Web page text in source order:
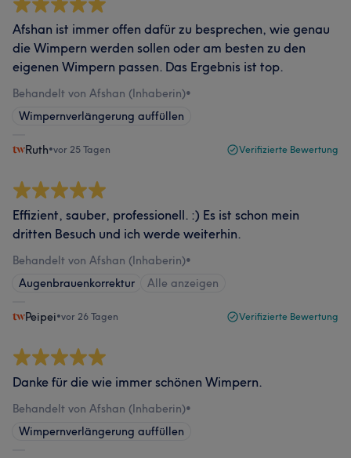
Afshan ist immer offen dafür zu besprechen, wie genau
die Wimpern werden sollen oder am besten zu den
eigenen Wimpern passen. Das Ergebnis ist top.
Behandelt von Afshan (Inhaberin)•
Wimpernverlängerung auffüllen
Ruth•vor 25 Tagen Verifizierte Bewertung
Effizient, sauber, professionell. :) Es ist schon mein
dritten Besuch und ich werde weiterhin.
Behandelt von Afshan (Inhaberin)•
Augenbrauenkorrektur
Alle anzeigen
Peipei•vor 26 Tagen Verifizierte Bewertung
Danke für die wie immer schönen Wimpern.
Behandelt von Afshan (Inhaberin)•
Wimpernverlängerung auffüllen